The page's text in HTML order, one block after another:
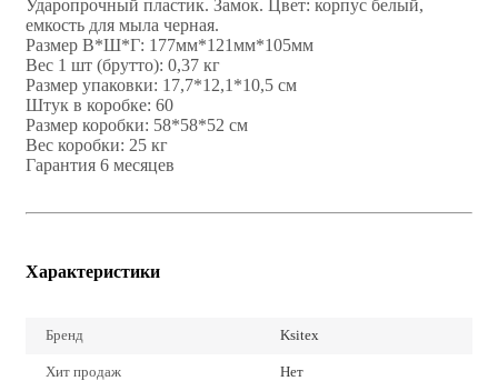
Ударопрочный пластик. Замок. Цвет: корпус белый,
емкость для мыла черная.
Размер В*Ш*Г: 177мм*121мм*105мм
Вес 1 шт (брутто): 0,37 кг
Размер упаковки: 17,7*12,1*10,5 см
Штук в коробке: 60
Размер коробки: 58*58*52 см
Вес коробки: 25 кг
Гарантия 6 месяцев
Характеристики
Бренд Ksitex
Хит продаж Нет